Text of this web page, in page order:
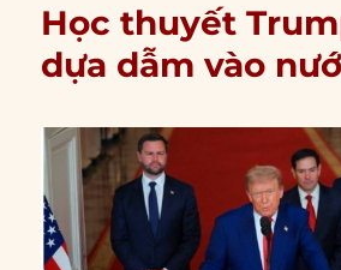
Học thuyết
dựa dẫm vào